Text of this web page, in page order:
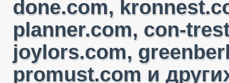
done.com,
planner.com, con-
joylors.com,
promust.com и